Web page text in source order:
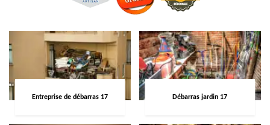
Entreprise de débarras 17 Débarras jardin 17